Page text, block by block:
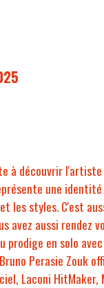
à découvrir
une identité
les styles. C'est
avez aussi rendez
en solo
Perasie Zouk
Laconi